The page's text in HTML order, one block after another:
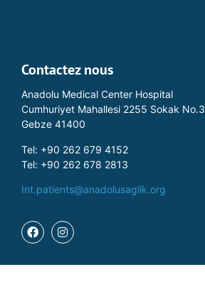
Contactez nous
Anadolu Medical Center Hospital
Cumhuriyet Mahallesi 2255 Sokak No.3
Gebze 41400
Tel: +90 262 679 4152
Tel: +90 262 678 2813
Int.patients@anadolusaglik.org